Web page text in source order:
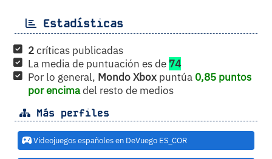
Estadísticas
2críticas publicadas
La media de puntuación es de 74
Por lo general, Mondo Xbox puntúa 0,85 puntos
por encimadel resto de medios
Más perfiles
Videojuegos españoles en DeVuego ES_COR